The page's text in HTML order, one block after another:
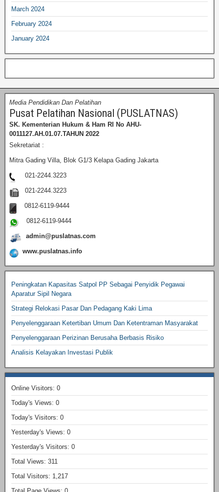
March 2024
February 2024
January 2024
Media Pendidikan Dan Pelatihan
Pusat Pelatihan Nasional (PUSLATNAS)
SK. Kementerian Hukum & Ham RI
No AHU-
0011127.AH.01.07.TAHUN 2022
Sekretariat :
Mitra Gading Villa, Blok G1/3 Kelapa Gading Jakarta
021-2244.3223
021-2244.3223
0812-6119-9444
0812-6119-9444
admin@puslatnas.com
www.puslatnas.info
Peningkatan Kapasitas Satpol PP Sebagai Penyidik Pegawai
Aparatur Sipil Negara
Strategi Relokasi Pasar Dan Pedagang Kaki Lima
Penyelenggaraan Ketertiban Umum Dan Ketentraman Masyarakat
Penyelenggaraan Perizinan Berusaha Berbasis Risiko
Analisis Kelayakan Investasi Publik
Online Visitors: 0
Today's Views: 0
Today's Visitors: 0
Yesterday's Views: 0
Yesterday's Visitors: 0
Total Views: 311
Total Visitors: 1,217